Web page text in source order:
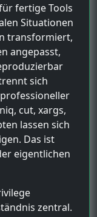
fertige Tools
Situationen
transformiert,
angepasst,
sich
cut, xargs,
lassen sich
Das ist
eigentlichen
zentral.